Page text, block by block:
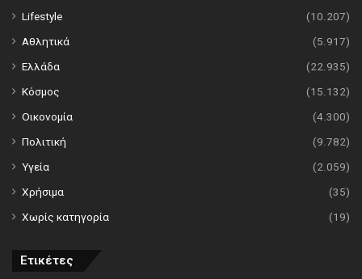
Lifestyle
(10.207)
Αθλητικά
(5.917)
Ελλάδα
(22.935)
Κόσμος
(15.132)
Οικονομία
(4.300)
Πολιτική
(9.782)
Υγεία
(2.059)
Χρήσιμα
(35)
Χωρίς κατηγορία
(19)
Ετικέτες